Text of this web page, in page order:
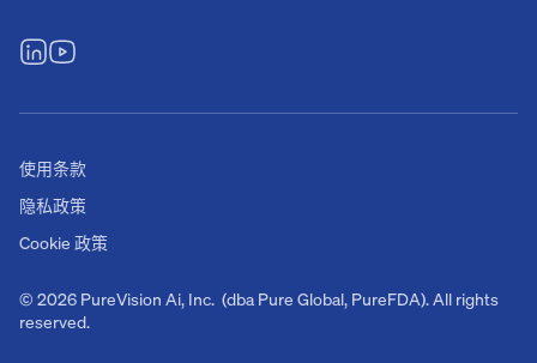
© 2026 PureVision Ai, Inc. (dba Pure Global, PureFDA). All rights
reserved.
使用条款
隐私政策
Cookie 政策